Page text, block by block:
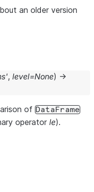
an older version
, level=None) →
of DataFrame
operator le).